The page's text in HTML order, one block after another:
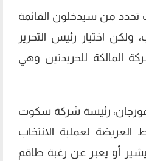
تحدد من سيدخلون القائمة
ولكن اختيار رئيس التحرير
المالكة للجريدتين وهي
فورجان، رئيسة شركة سكوت
لعملية الانتخاب
أو يعبر عن رغبة طاقم